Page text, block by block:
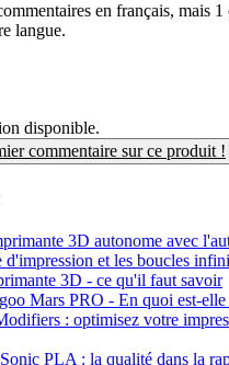
en français, mais 1
langue.
disponible.
commentaire sur ce produit !
3D autonome avec
d'impression et les boucles
3D - ce qu'il faut savoir
Mars PRO - En quoi est-elle
: optimisez votre
PLA : la qualité dans la